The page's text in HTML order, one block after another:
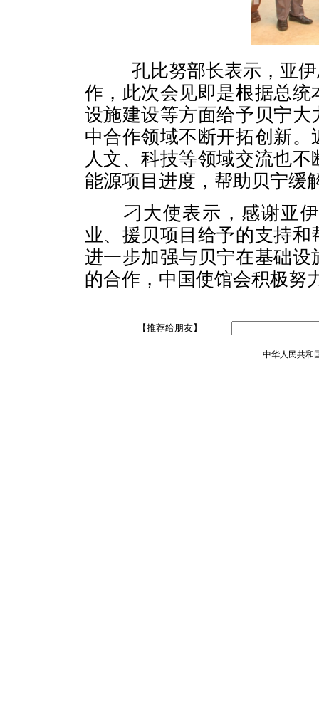
孔比努部长表示，亚
作，此次会见即是根据总
设施建设等方面给予贝宁
中合作领域不断开拓创新
人文、科技等领域交流也
能源项目进度，帮助贝宁缓
刁大使表示，感谢亚
业、援贝项目给予的支持
进一步加强与贝宁在基础
的合作，中国使馆会积极努
【推荐给朋友】
中华人民共和